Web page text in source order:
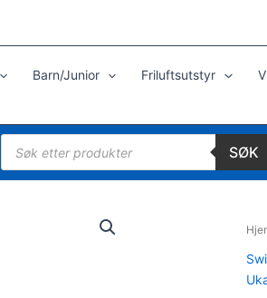
Barn/Junior Friluftsutstyr
Products
search
SØK